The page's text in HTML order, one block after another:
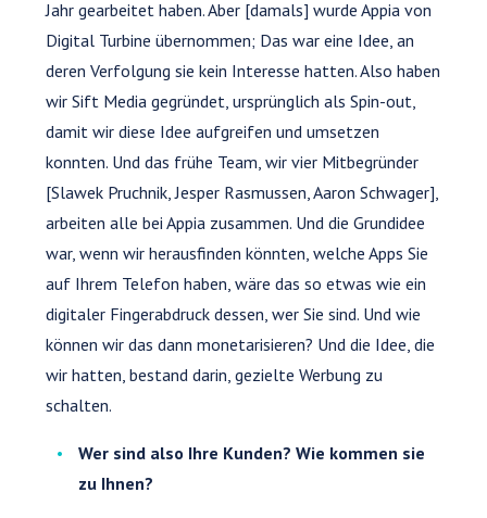
Jahr gearbeitet haben. Aber [damals] wurde Appia von
Digital Turbine übernommen; Das war eine Idee, an
deren Verfolgung sie kein Interesse hatten. Also haben
wir Sift Media gegründet, ursprünglich als Spin-out,
damit wir diese Idee aufgreifen und umsetzen
konnten. Und das frühe Team, wir vier Mitbegründer
[Slawek Pruchnik, Jesper Rasmussen, Aaron Schwager],
arbeiten alle bei Appia zusammen. Und die Grundidee
war, wenn wir herausfinden könnten, welche Apps Sie
auf Ihrem Telefon haben, wäre das so etwas wie ein
digitaler Fingerabdruck dessen, wer Sie sind. Und wie
können wir das dann monetarisieren? Und die Idee, die
wir hatten, bestand darin, gezielte Werbung zu
schalten.
Wer sind also Ihre Kunden? Wie kommen sie
zu Ihnen?